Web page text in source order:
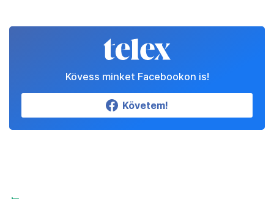
Kövess minket Facebookon is!
Követem!